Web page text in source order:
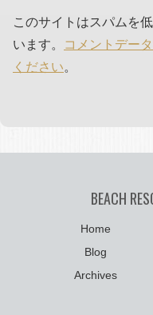
このサイトはスパムを
います。
コメントデー
ください。
BEACH
Home
Blog
Archives